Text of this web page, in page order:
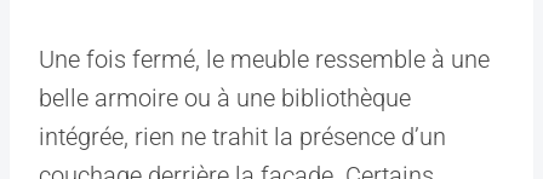
Une fois fermé, le meuble ressemble à une
belle armoire ou à une bibliothèque
intégrée, rien ne trahit la présence d’un